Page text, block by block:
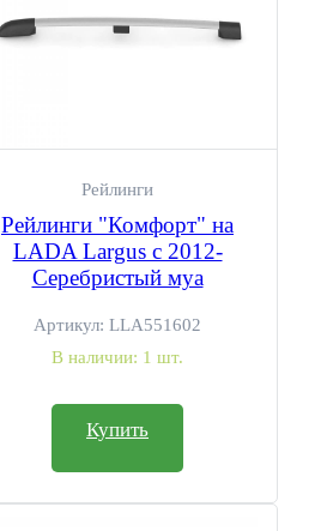
Рейлинги
Рейлинги "Комфорт" на
LADA Largus с 2012-
Серебристый муа
Артикул: LLA551602
В наличии: 1 шт.
Купить